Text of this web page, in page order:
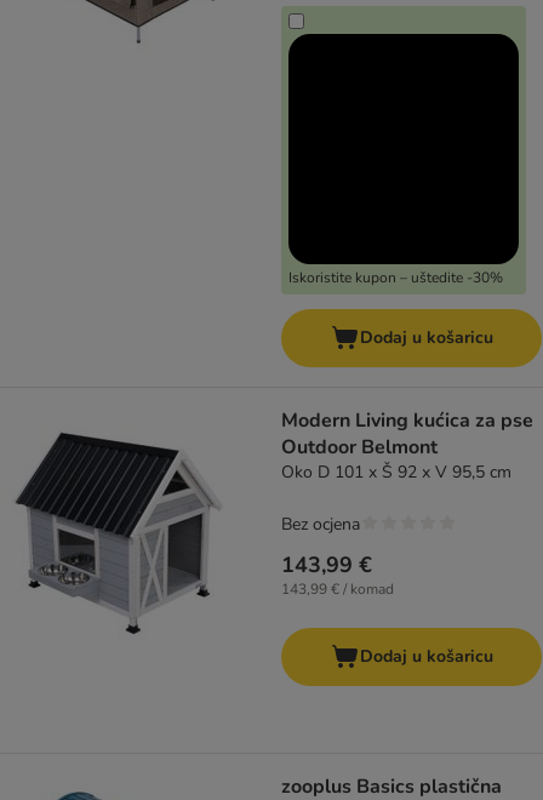
Iskoristite kupon – uštedite -30%
Dodaj u košaricu
Modern Living kućica za pse
Outdoor Belmont
Oko D 101 x Š 92 x V 95,5 cm
143,99 €
143,99 € / komad
Bez ocjena
Dodaj u košaricu
zooplus Basics plastična